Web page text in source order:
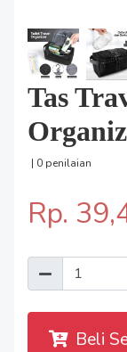
Tas
| 0 penilaian
Rp.
Beli